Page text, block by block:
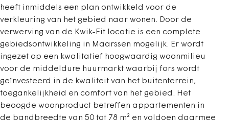
heeft inmiddels een plan ontwikkeld voor de
verkleuring van het gebied naar wonen. Door de
verwerving van de Kwik-Fit locatie is een complete
gebiedsontwikkeling in Maarssen mogelijk. Er wordt
ingezet op een kwalitatief hoogwaardig woonmilieu
voor de middeldure huurmarkt waarbij fors wordt
geïnvesteerd in de kwaliteit van het buitenterrein,
toegankelijkheid en comfort van het gebied. Het
beoogde woonproduct betreffen appartementen in
de bandbreedte van 50 tot 78 m² en voldoen daarmee